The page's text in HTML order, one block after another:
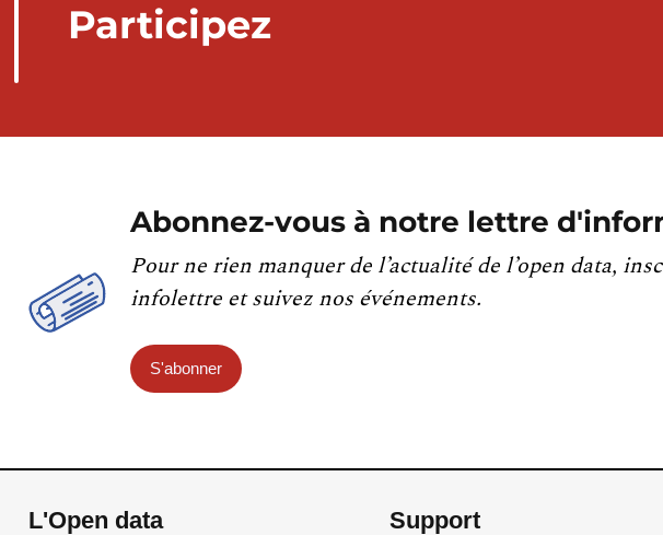
Participez
Abonnez-vous à notre lettre
Pour ne rien manquer de l’actualité de l’open data,
infolettre et suivez nos événements.
S'abonner
L'Open data Support